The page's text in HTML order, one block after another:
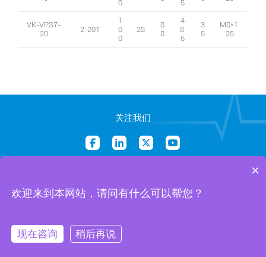
0
5
VK-VPS7-
20
2-20T
1
0
0
28
8
8
4
8.
5
3
5
M8*1.
25
关注我们
沪公网安备31011702891619号
法律声明
×
欢迎来到本网站，请问有什么可以帮您？
现在咨询 稍后再说